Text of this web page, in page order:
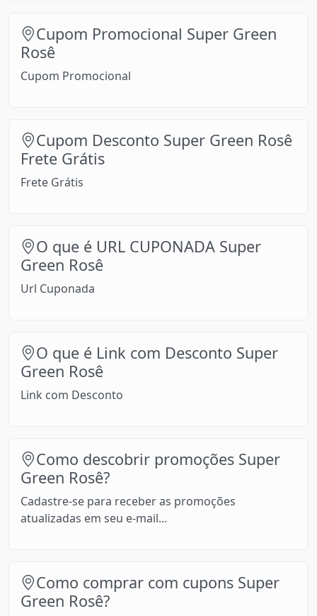
Cupom Promocional Super Green
Rosê
Cupom Promocional
Cupom Desconto Super Green Rosê
Frete Grátis
Frete Grátis
O que é URL CUPONADA Super
Green Rosê
Url Cuponada
O que é Link com Desconto Super
Green Rosê
Link com Desconto
Como descobrir promoções Super
Green Rosê?
Cadastre-se para receber as promoções
atualizadas em seu e-mail...
Como comprar com cupons Super
Green Rosê?